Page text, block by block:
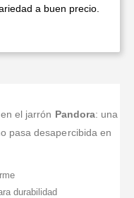
a buen precio.
el jarrón Pandora: una
pasa desapercibida en
durabilidad